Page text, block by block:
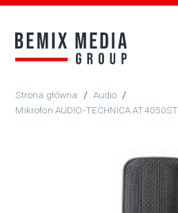
/ Audio /
Mikrofon AUDIO-TECHNICA AT4050ST